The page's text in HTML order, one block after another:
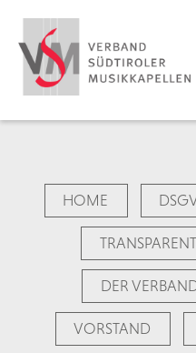
HOME
DER
VORSTAND